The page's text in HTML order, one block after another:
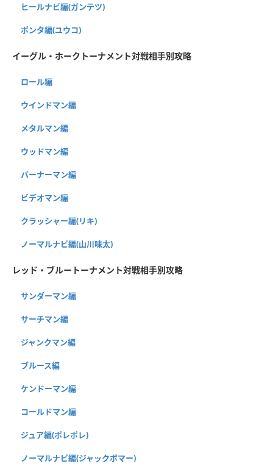
ヒールナビ編(ガンテツ)
ポンタ編(ユウコ)
イーグル・ホークトーナメント対戦相手別攻略
ロール編
ウインドマン編
メタルマン編
ウッドマン編
バーナーマン編
ビデオマン編
クラッシャー編(リキ)
ノーマルナビ編(山川味太)
レッド・ブルートーナメント対戦相手別攻略
サンダーマン編
サーチマン編
ジャンクマン編
ブルース編
ケンドーマン編
コールドマン編
ジュア編(ポレポレ)
ノーマルナビ編(ジャックボマー)